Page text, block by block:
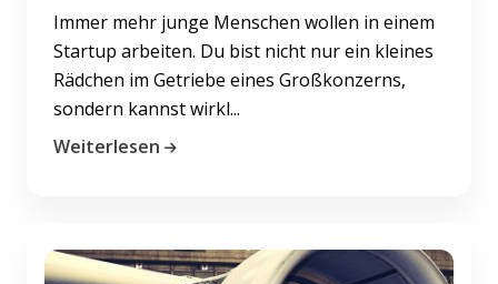
Immer mehr junge Menschen wollen in einem
Startup arbeiten. Du bist nicht nur ein kleines
Rädchen im Getriebe eines Großkonzerns,
sondern kannst wirkl...
Weiterlesen